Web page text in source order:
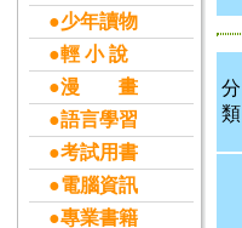
●少年讀物
●輕 小 說
●漫 畫
●語言學習
●考試用書
●電腦資訊
●專業書籍
分
類